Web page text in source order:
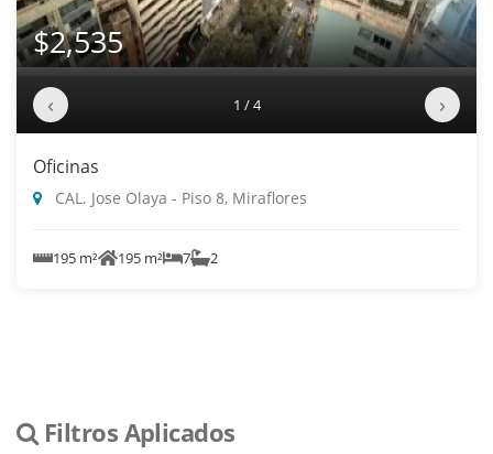
$2,535
‹ 1 / 4 ›
Oficinas
CAL. Jose Olaya - Piso 8, Miraflores
195 m² 195 m² 7 2
Filtros Aplicados